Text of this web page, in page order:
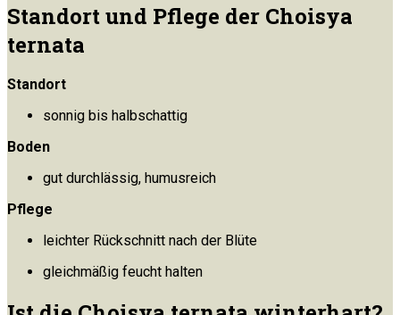
Standort und Pflege der Choisya
ternata
Standort
sonnig bis halbschattig
Boden
gut durchlässig, humusreich
Pflege
leichter Rückschnitt nach der Blüte
gleichmäßig feucht halten